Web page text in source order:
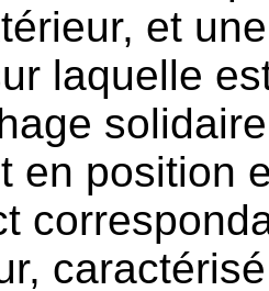
et
laquelle
en position